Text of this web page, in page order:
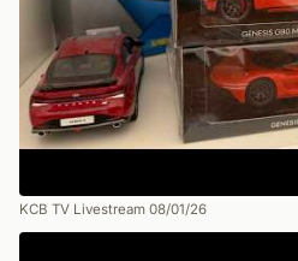
KCB TV Livestream 08/01/26